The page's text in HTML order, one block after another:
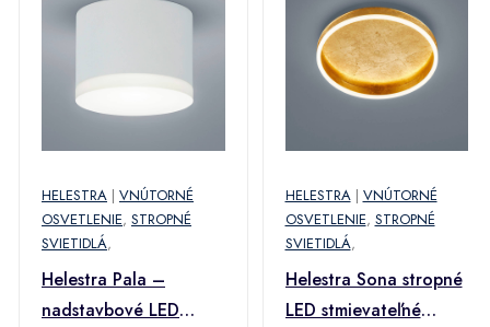
HELESTRA | VNÚTORNÉ
OSVETLENIE, STROPNÉ
SVIETIDLÁ,
Helestra Pala –
nadstavbové LED
HELESTRA| VNÚTORNÉ
OSVETLENIE, STROPNÉ
SVIETIDLÁ,
Helestra Sona stropné
LED stmievateľné